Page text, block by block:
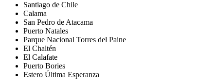
Santiago de Chile
Calama
San Pedro de Atacama
Puerto Natales
Parque Nacional Torres del Paine
El Chaltén
El Calafate
Puerto Bories
Estero Última Esperanza